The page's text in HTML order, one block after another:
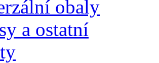
obaly
a ostatní